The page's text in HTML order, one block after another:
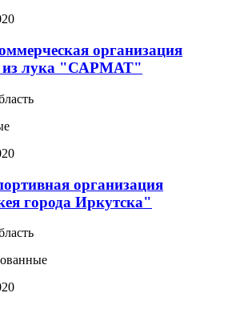
организация
из лука "САРМАТ"
организация
города Иркутска"